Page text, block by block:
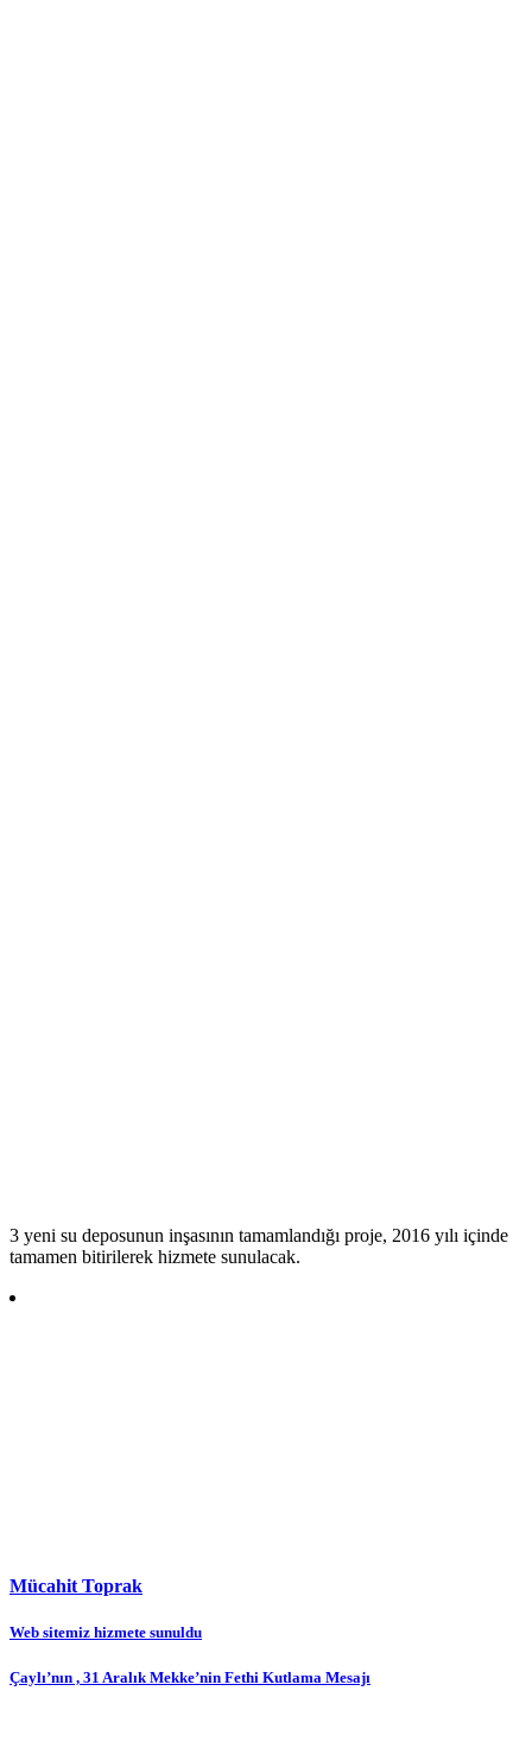
3 yeni su deposunun inşasının tamamlandığı proje, 2016 yılı içinde
tamamen bitirilerek hizmete sunulacak.
Mücahit Toprak
Yazı
gezinmesi
Web sitemiz hizmete sunuldu
Çaylı’nın , 31 Aralık Mekke’nin Fethi Kutlama Mesajı